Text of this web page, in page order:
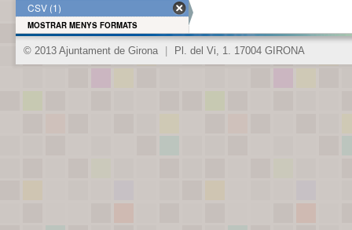
CSV (1)
MOSTRAR MENYS FORMATS
© 2013 Ajuntament de Girona Pl. del Vi, 1. 17004 GIRONA